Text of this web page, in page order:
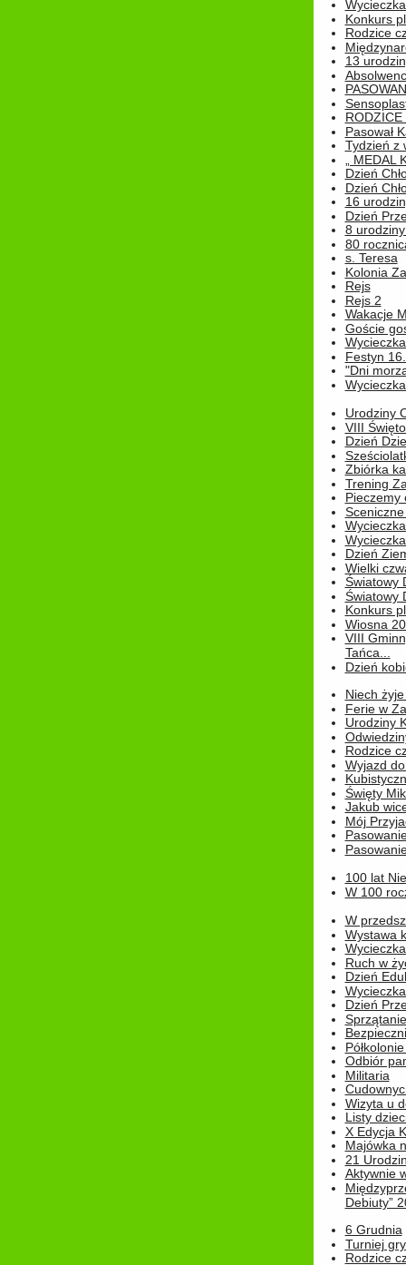
Konkurs
Rodzice
13
Pasował
Tydzień z
„
Dzień
Dzień
16
Dzień
8
80
s. Teresa
Kolonia
Rejs
Rejs 2
Wakacje
Goście
Festyn
"Dni
Urodziny
VIII
Dzień
Zbiórka
Trening
Pieczemy
Dzień
Wielki
Światowy
Światowy
Konkurs
Wiosna
VIII
Tańca...
Dzień
Niech
Ferie w
Urodziny
Rodzice
Wyjazd
Święty
Jakub
Mój
100 lat
W 100
W
Wystawa
Ruch w
Dzień
Dzień
Odbiór
Militaria
Wizyta u
Listy
X Edycja
Majówka
21
Aktywnie
Debiuty”
6 Grudnia
Turniej
Rodzice